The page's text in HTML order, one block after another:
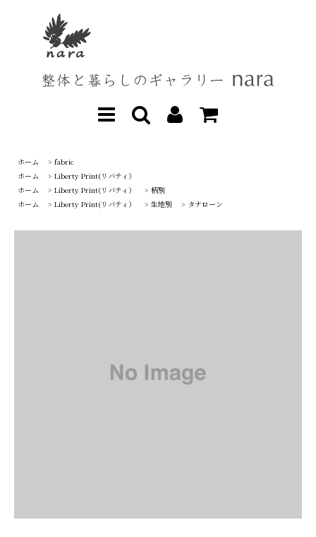
ホーム > fabric
ホーム
> Liberty Print(リバティ）
ホーム
> Liberty Print(リバティ） > 柄別
ホーム
> Liberty Print(リバティ） > 生地別 > タナローン